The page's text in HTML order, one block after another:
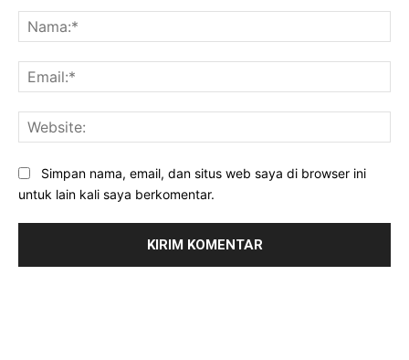
Simpan nama, email, dan situs web saya di browser ini
untuk lain kali saya berkomentar.